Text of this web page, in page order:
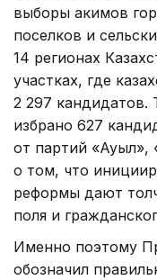
выборы акимов
поселков и
14 регионах
участках, где
2 297 кандидатов.
избрано 627
от партий
о том, что
реформы дают
поля и
Именно поэтому
обозначил